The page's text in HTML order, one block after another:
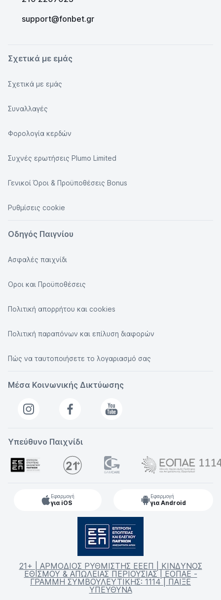
support@fonbet.gr
Σχετικά με εμάς
Σχετικά με εμάς
Συναλλαγές
Φορολογία κερδών
Συχνές ερωτήσεις Plumo Limited
Γενικοί Όροι & Προϋποθέσεις Bonus
Ρυθμίσεις cookie
Οδηγός Παιγνίου
Ασφαλές παιχνίδι
Οροι και Προϋποθέσεις
Πολιτική απορρήτου και cookies
Πολιτική παραπόνων και επίλυση διαφορών
Πώς να ταυτοποιήσετε το λογαριασμό σας
Μέσα Κοινωνικής Δικτύωσης
Υπεύθυνο Παιχνίδι
Εφαρμογή
για iOS
Εφαρμογή
για Android
21+ | ΑΡΜΟΔΙΟΣ ΡΥΘΜΙΣΤΗΣ ΕΕΕΠ | ΚΙΝΔΥΝΟΣ
ΕΘΙΣΜΟΥ & ΑΠΩΛΕΙΑΣ ΠΕΡΙΟΥΣΙΑΣ | ΕΟΠΑΕ -
ΓΡΑΜΜΗ ΣΥΜΒΟΥΛΕΥΤΙΚΗΣ: 1114 | ΠΑΙΞΕ
ΥΠΕΥΘΥΝΑ